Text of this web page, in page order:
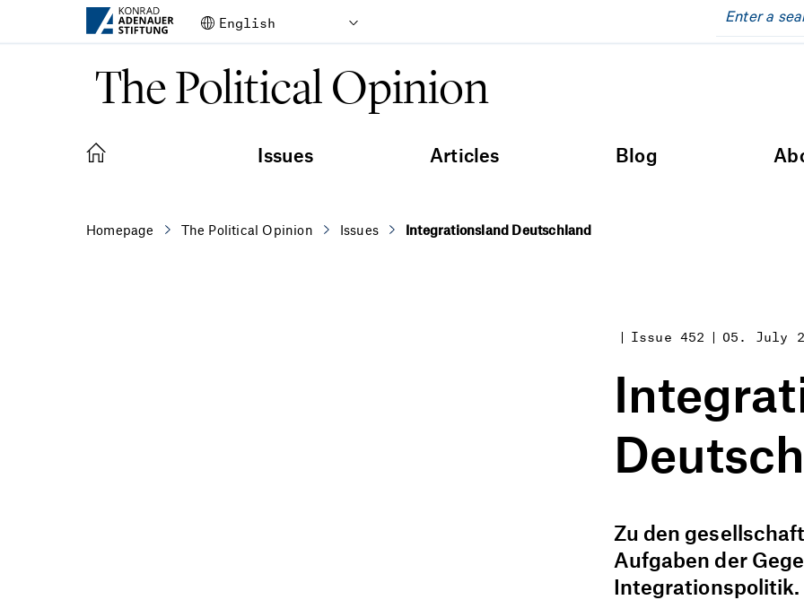
Skip to Main Content
The Political Opinion
Issues Articles Blog
Homepage The Political Opinion Issues Integrationsland Deutschland
05. July
Issue 452
Zu den
Aufgaben der
Integrationspolitik.